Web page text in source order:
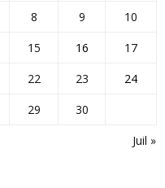
Juil »
8 9
10
15 16
17
22 23
24
29 30